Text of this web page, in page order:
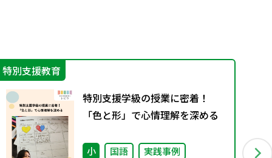
特別支援教育
特別支援学級の授業に密着！
「色と形」で心情理解を深める
小 国語 実践事例